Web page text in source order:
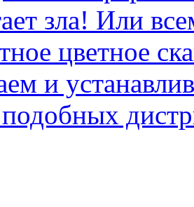
зла! Или
цветное
и